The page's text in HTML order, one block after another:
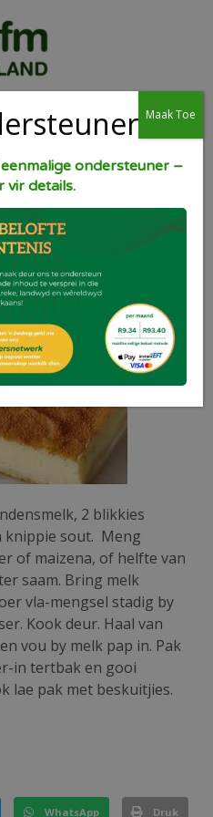
2 blikkies
knippie sout. Meng
of maizena, of helfte van
saam. Bring melk
vla-mengsel stadig by
Kook deur. Haal van
vou by melk pap in. Pak
in tertbak en gooi
lae pak met beskuitjies.
WhatsApp Druk
ondersteuner –
vir details.
Maak Toe